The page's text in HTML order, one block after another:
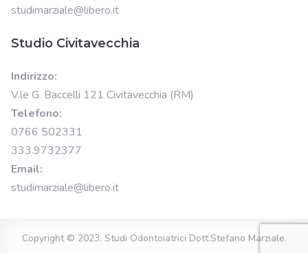
studimarziale@libero.it
Studio Civitavecchia
Indirizzo:
V.le G. Baccelli 121 Civitavecchia (RM)
Telefono:
0766 502331
333.9732377
Email:
studimarziale@libero.it
Copyright © 2023. Studi Odontoiatrici Dott.Stefano Marziale.